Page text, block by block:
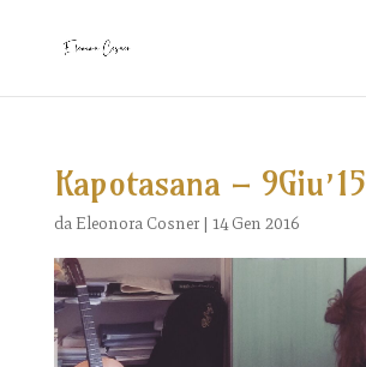
Kapotasana – 9Giu’15
da Eleonora Cosner| 14 Gen 2016